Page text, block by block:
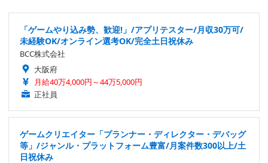
「ゲームやり込み勢、歓迎!」/アプリテスター/月収30万可/
未経験OK/オンライン選考OK/完全土日祝休み
BCC株式会社
大阪府
月給40万4,000円～44万5,000円
正社員
ゲームクリエイター「プランナー・ディレクター・デバッグ
等」/ジャンル・プラットフォーム豊富/月案件数300以上/土
日祝休み